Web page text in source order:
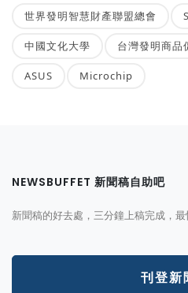
世界發明智慧財產聯盟總會
中國文化大學 台灣發明商品
ASUS Microchip
NEWSBUFFET 新聞稿自助吧
新聞稿的好去處，三分鐘上稿完成，最
刊登新